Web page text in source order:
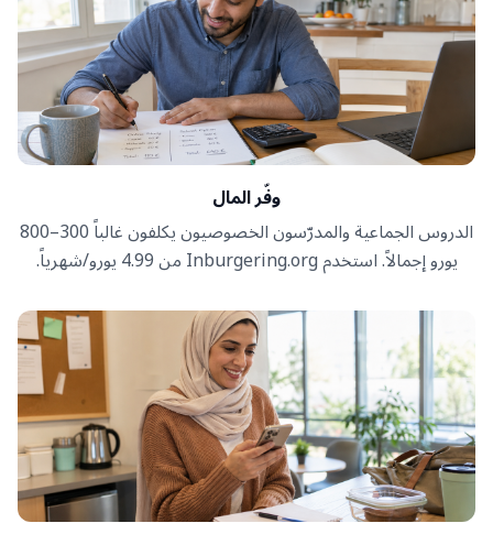
وفّر المال
الدروس الجماعية والمدرّسون الخصوصيون يكلفون غالباً 300–800
يورو إجمالاً. استخدم Inburgering.org من 4.99 يورو/شهرياً.